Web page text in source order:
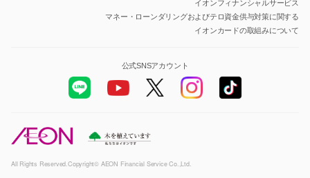
イオンフィナンシャルサービス
マネー・ローンダリングおよびテロ資金供与対策に関する
イオンカードの取組みについて
All Rights Reserved.Copyright© AEON Financial Service Co.,Ltd.
公式SNSアカウント